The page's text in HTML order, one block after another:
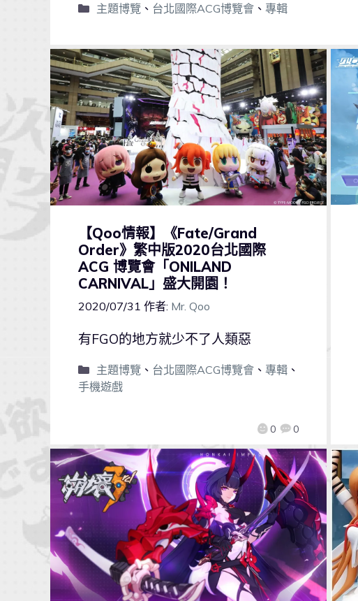
主題博覽、 台北國際ACG博覽會、 專輯
【Qoo情報】《Fate/Grand
Order》繁中版2020台北國際
ACG 博覽會「ONILAND
CARNIVAL」盛大開園！
2020/07/31 作者: Mr. Qoo
0 0
有FGO的地方就少不了人類惡
主題博覽、 台北國際ACG博覽會、 專輯、
手機遊戲